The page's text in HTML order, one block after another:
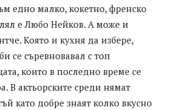
едно малко, кокетно, френско
е Любо Нейков. А може и
Която и кухня да избере,
се съревновавал с топ
които в последно време се
В актьорските среди нямат
като добре знаят колко вкусно